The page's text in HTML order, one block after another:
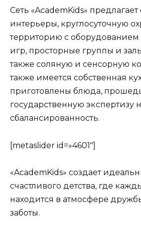
Сеть «AcademKids»
интерьеры, круглосуточную
территорию с оборудованием
игр, просторные группы и
также соляную и сенсорную
также имеется собственная
приготовлены блюда,
государственную экспертизу
сбалансированность.
[metaslider id=»4601″]
«AcademKids» создает
счастливого детства, где
находится в атмосфере
заботы.